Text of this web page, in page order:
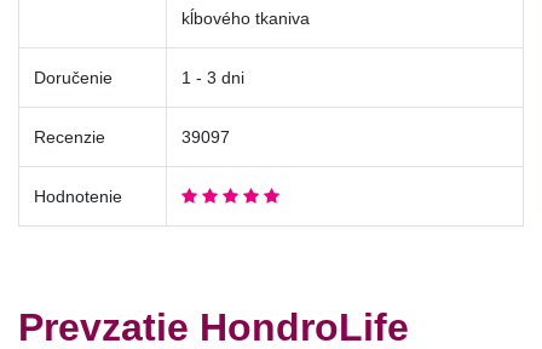
kĺbového tkaniva
Doručenie 1 - 3 dni
Recenzie 39097
Hodnotenie
Prevzatie HondroLife